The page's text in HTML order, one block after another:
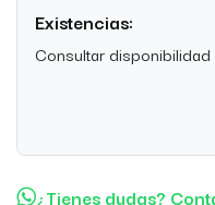
Existencias:
Consultar disponibilidad
¿Tienes dudas?